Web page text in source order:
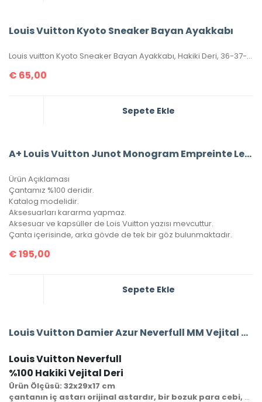
Louis Vuitton Kyoto Sneaker Bayan Ayakkabı
Louis vuitton Kyoto Sneaker Bayan Ayakkabı, Hakiki Deri, 36-37-38-39-40 Numaraları Mevcuttur.
€ 65,00
Sepete Ekle
A+ Louis Vuitton Junot Monogram Empreinte Leather
Ürün Açıklaması
Çantamız %100 deridir.
Katalog modelidir.
Aksesuarları kararma yapmaz.
Aksesuar ve kapsüller de Lois Vuitton yazısı mevcuttur.
Çanta içerisinde, arka gövde de tek bir göz bulunmaktadır.
€195,00
Sepete Ekle
Louis Vuitton Damier Azur Neverfull MM Vejital Deri Orta Boy
Louis Vuitton Neverfull
%100 Hakiki Vejital Deri
Ürün Ölçüsü: 32x29x17 cm
çantanın iç astarı orijinal astardır, bir bozuk para cebi, cüzdanı ve seri numarası mevcuttur.